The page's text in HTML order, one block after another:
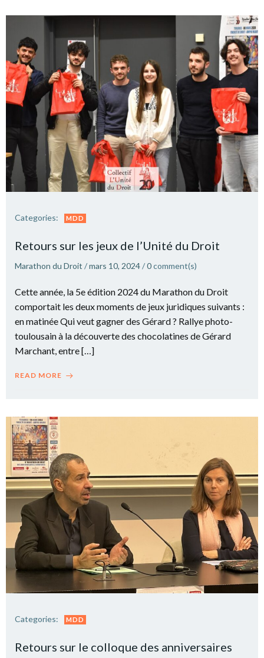
Categories: MDD
Retours sur les jeux de l’Unité du Droit
Marathon du Droit /mars 10, 2024/0comment(s)
Cette année, la 5e édition 2024 du Marathon du Droit
comportait les deux moments de jeux juridiques suivants :
en matinée Qui veut gagner des Gérard ? Rallye photo-
toulousain à la découverte des chocolatines de Gérard
Marchant, entre […]
READ MORE
Categories: MDD
Retours sur le colloque des anniversaires